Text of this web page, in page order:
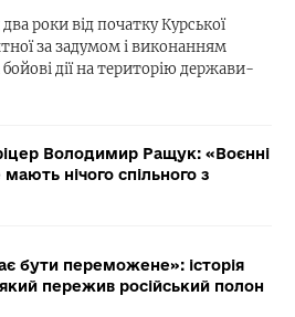
роки від початку Курської
за задумом і виконанням
дії на територію держави-
Володимир Ращук: «Воєнні
нічого спільного з
бути переможене»: історія
пережив російський полон